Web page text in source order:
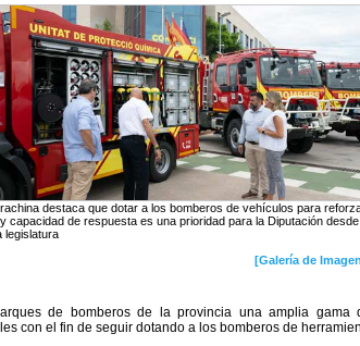
destaca que dotar a los bomberos de vehículos para
capacidad de respuesta es una prioridad para la Diputación desde
legislatura
[Galería de
de bomberos de la provincia una amplia
con el fin de seguir dotando a los bomberos de